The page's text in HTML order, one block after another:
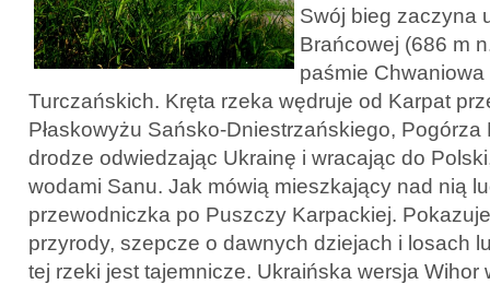
Swój bieg zaczyna
Brańcowej (686 m
paśmie
Turczańskich. Kręta rzeka wędruje od Karpat
Płaskowyżu Sańsko-Dniestrzańskiego,
drodze odwiedzając Ukrainę i wracając do
wodami Sanu. Jak mówią mieszkający nad nią
przewodniczka po Puszczy Karpackiej.
przyrody, szepcze o dawnych dziejach i losach
tej rzeki jest tajemnicze. Ukraińska wersja Wihor